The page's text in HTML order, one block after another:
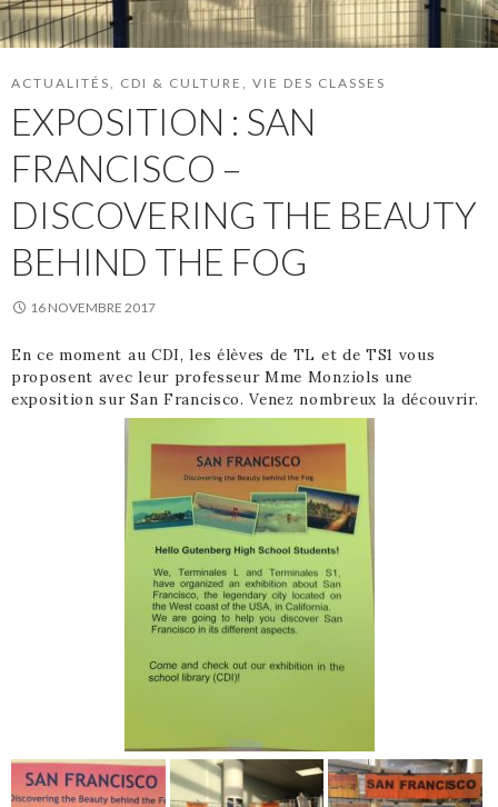
ACTUALITÉS CDI & CULTURE VIE DES CLASSES
EXPOSITION : SAN
FRANCISCO –
DISCOVERING THE BEAUTY
BEHIND THE FOG
16 NOVEMBRE 2017
En ce moment au CDI, les élèves de TL et de TS1 vous
proposent avec leur professeur Mme Monziols une
exposition sur San Francisco. Venez nombreux la découvrir.